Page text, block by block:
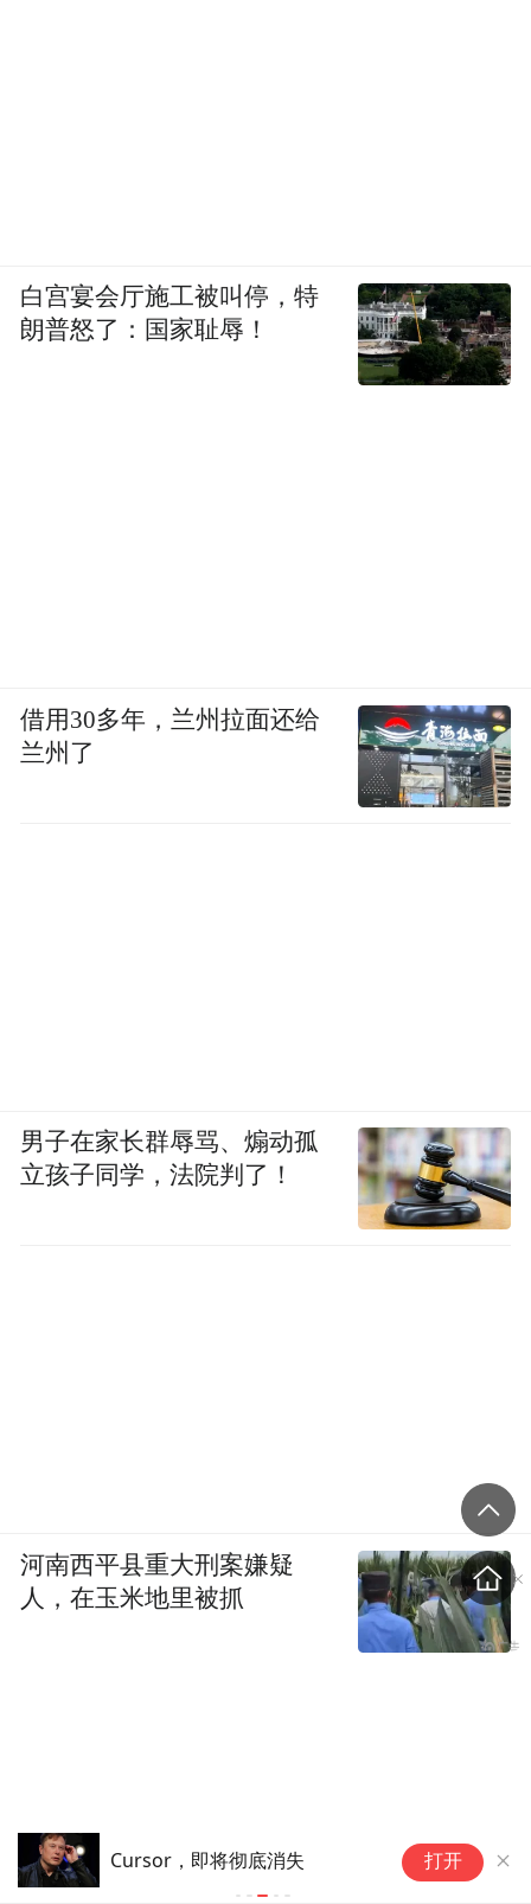
Cursor，即将彻底消失 打开
白宫宴会厅施工被叫停，特
朗普怒了：国家耻辱！
借用30多年，兰州拉面还给
兰州了
男子在家长群辱骂、煽动孤
立孩子同学，法院判了！
河南西平县重大刑案嫌疑
人，在玉米地里被抓